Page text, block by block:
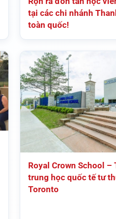
tại các chi nhánh
toàn quốc!
Royal Crown School –
trung học quốc tế tư
Toronto